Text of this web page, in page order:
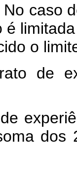
caso
é
o
de
dos